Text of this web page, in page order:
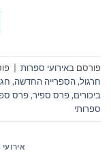
פורסם באירועי ספרות
חרגול,הספרייה החדשה,
ביכורים,פרס ספיר,פרס
ספרותי